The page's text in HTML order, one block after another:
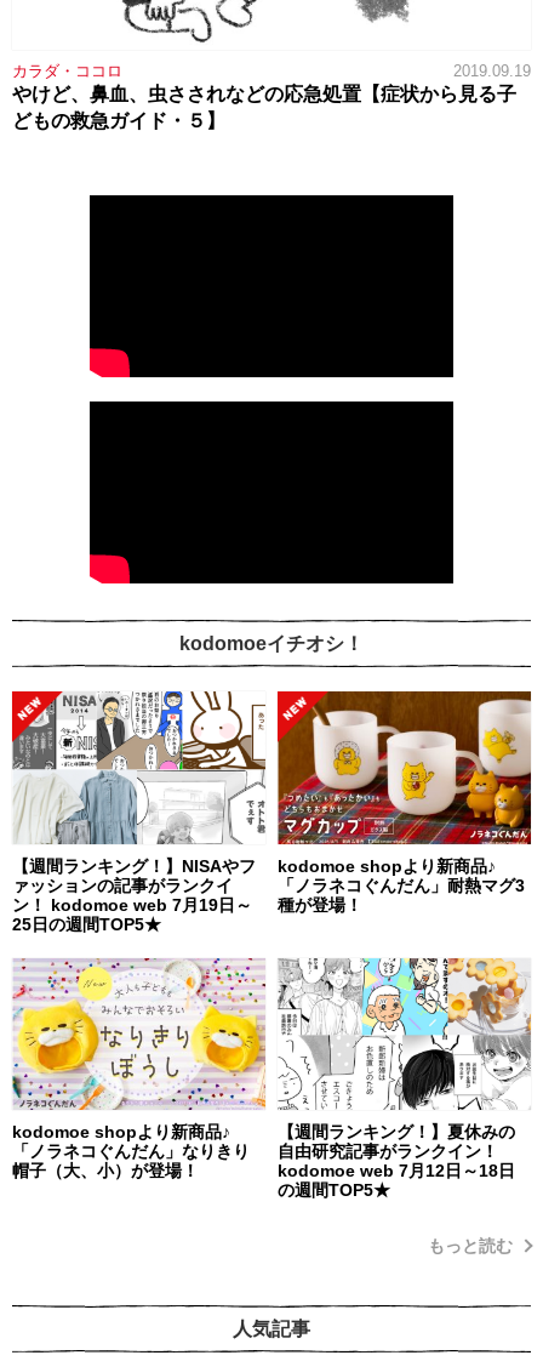
カラダ・ココロ 2019.09.19
やけど、鼻血、虫さされなどの応急処置【症状から見る子
どもの救急ガイド・５】
kodomoeイチオシ！
【週間ランキング！】NISAやフ
ァッションの記事がランクイ
ン！ kodomoe web 7月19日～
25日の週間TOP5★
kodomoe shopより新商品♪
「ノラネコぐんだん」耐熱マグ3
種が登場！
kodomoe shopより新商品♪
「ノラネコぐんだん」なりきり
帽子（大、小）が登場！
【週間ランキング！】夏休みの
自由研究記事がランクイン！
kodomoe web 7月12日～18日
の週間TOP5★
もっと読む
人気記事